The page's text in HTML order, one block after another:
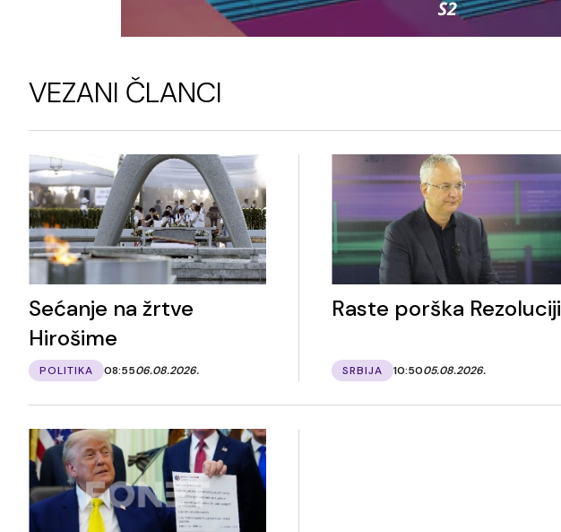
VEZANI ČLANCI
Sećanje na žrtve
Hirošime
POLITIKA 08:5506.08.2026.
Raste porška Rezoluciji
SRBIJA 10:5005.08.2026.